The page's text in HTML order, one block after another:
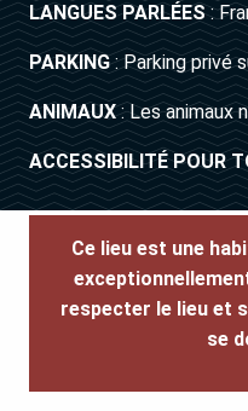
LANGUES PARLÉES:
PARKING: Parking privé
ANIMAUX: Les animaux
ACCESSIBILITÉ POUR
Ce lieu est une
respecter le lieu et
se